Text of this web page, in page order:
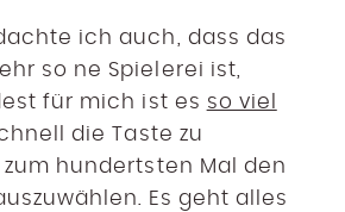
ich auch, dass das
so ne Spielerei ist,
für mich ist es so viel
die Taste zu
hundertsten Mal den
Es geht alles